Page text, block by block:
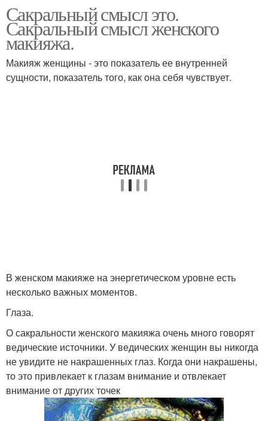
Сакральный смысл это.
Сакральный смысл женского
макияжа.
Макияж женщины - это показатель ее внутренней
сущности, показатель того, как она себя чувствует.
В женском макияже на энергетическом уровне есть
несколько важных моментов.
Глаза.
О сакральности женского макияжа очень много говорят
ведические источники. У ведических женщин вы никогда
не увидите не накрашенных глаз. Когда они накрашены,
то это привлекает к глазам внимание и отвлекает
внимание от других точек